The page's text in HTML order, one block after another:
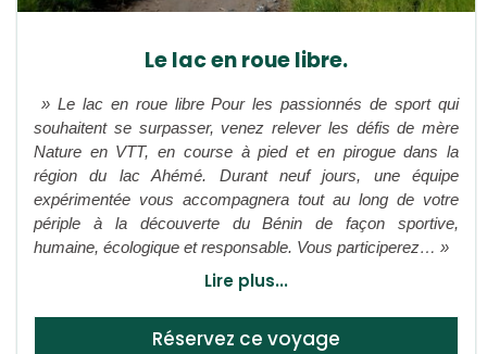
Le lac en roue libre.
» Le lac en roue libre Pour les passionnés de sport qui
souhaitent se surpasser, venez relever les défis de mère
Nature en VTT, en course à pied et en pirogue dans la
région du lac Ahémé. Durant neuf jours, une équipe
expérimentée vous accompagnera tout au long de votre
périple à la découverte du Bénin de façon sportive,
humaine, écologique et responsable. Vous participerez… »
Lire plus...
Réservez ce voyage